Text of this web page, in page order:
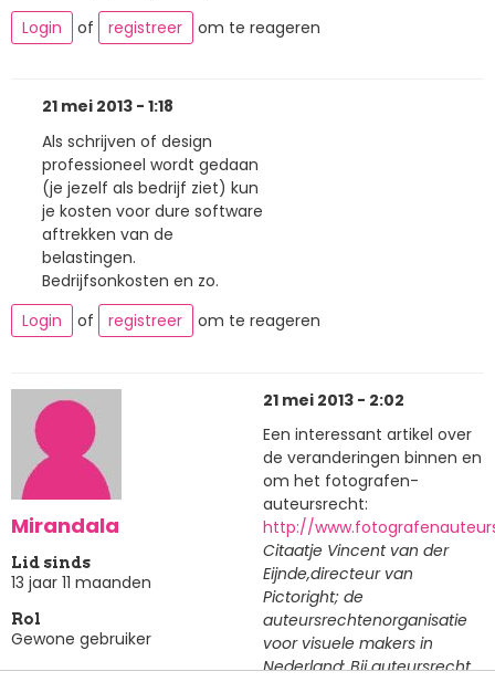
Login
of registreer om te reageren
21 mei 2013 - 1:18
Als schrijven of design
professioneel wordt gedaan
(je jezelf als bedrijf ziet) kun
je kosten voor dure software
aftrekken van de
belastingen.
Bedrijfsonkosten en zo.
Login
of registreer om te reageren
Mirandala
Lid sinds
13 jaar 11 maanden
Rol
Gewone gebruiker
21 mei 2013 - 2:02
Een interessant artikel over
de veranderingen binnen en
om het fotografen-
auteursrecht:
http://
Citaatje Vincent van der
Eijnde,directeur van
Pictoright; de
auteursrechtenorganisatie
voor visuele makers in
Nederland: Bij auteursrecht